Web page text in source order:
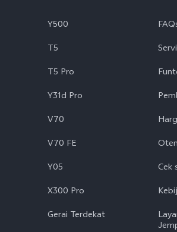
Y500
T5
T5 Pro
Y31d Pro
V70
V70 FE
Y05
X300 Pro
Gerai Terdekat
Cek